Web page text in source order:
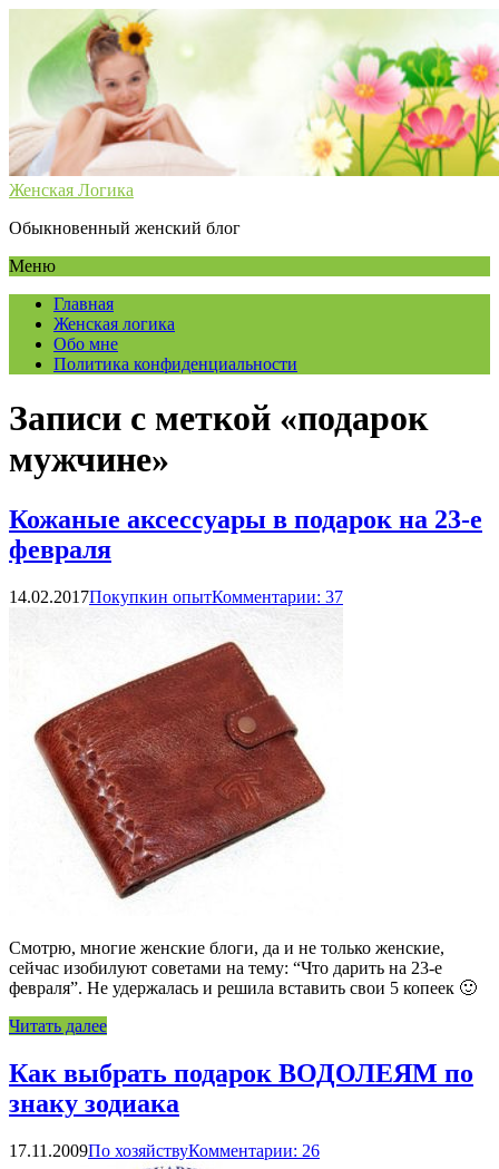
Женская Логика
Обыкновенный женский блог
Меню
Главная
Женская логика
Обо мне
Политика конфиденциальности
Записи с меткой «подарок
мужчине»
Кожаные аксессуары в подарок на 23-е
февраля
14.02.2017Покупкин опытКомментарии: 37
Смотрю, многие женские блоги, да и не только женские,
сейчас изобилуют советами на тему: “Что дарить на 23-е
февраля”. Не удержалась и решила вставить свои 5 копеек 🙂
Читать далее
Как выбрать подарок ВОДОЛЕЯМ по
знаку зодиака
17.11.2009По хозяйствуКомментарии: 26